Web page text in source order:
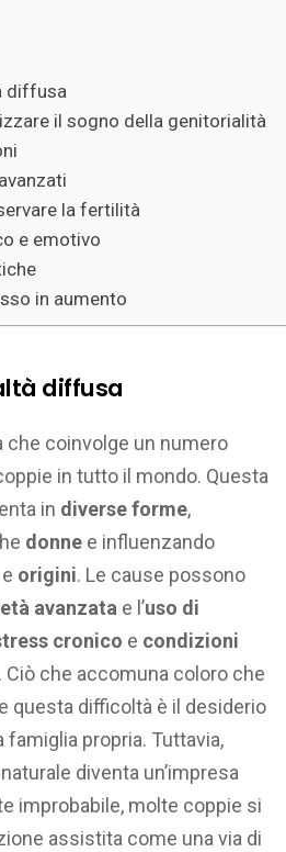
diffusa
il sogno della genitorialità
la fertilità
e emotivo
in aumento
diffusa
che coinvolge un numero
in tutto il mondo. Questa
in diverse forme,
donne e influenzando
e origini. Le cause possono
avanzata e l’uso di
cronico e condizioni
. Ciò che accomuna coloro che
questa difficoltà è il desiderio
famiglia propria. Tuttavia,
diventa un’impresa
improbabile, molte coppie si
assistita come una via di